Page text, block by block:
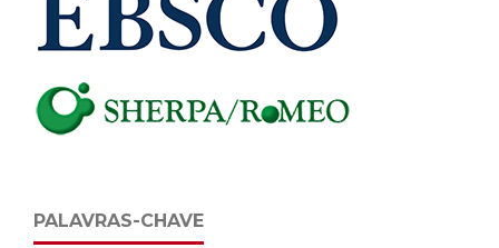
PALAVRAS-CHAVE